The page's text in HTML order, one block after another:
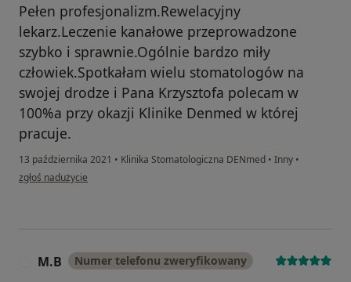
Pełen profesjonalizm.Rewelacyjny
lekarz.Leczenie kanałowe przeprowadzone
szybko i sprawnie.Ogólnie bardzo miły
człowiek.Spotkałam wielu stomatologów na
swojej drodze i Pana Krzysztofa polecam w
100%a przy okazji Klinike Denmed w której
pracuje.
13 października 2021 • Klinika Stomatologiczna DENmed • Inny •
w opinii użytkownika Zadowolony pacjent
zgłoś nadużycie
M.B Numer telefonu zweryfikowany